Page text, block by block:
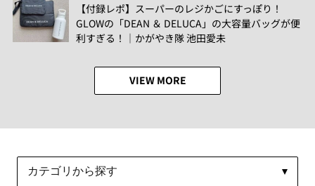
【付録レポ】スーパーのレジかごにすっぽり！
GLOWの「DEAN ＆ DELUCA」の大容量バッグが便
利すぎる！│かがやき隊 池田愛未
VIEW MORE